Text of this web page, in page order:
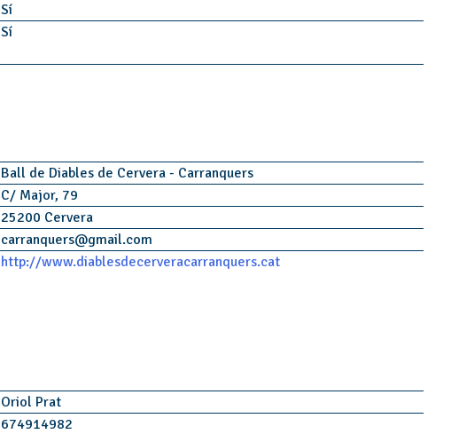
Sí
Sí
Ball de Diables de Cervera - Carranquers
C/ Major, 79
25200 Cervera
carranquers@gmail.com
http://www.diablesdecerveracarranquers.cat
Oriol Prat
674914982